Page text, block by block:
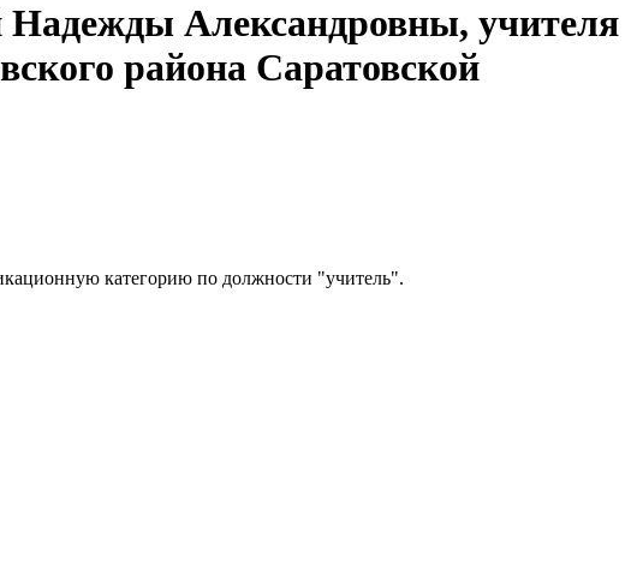
Надежды Александровны, учителя
района Саратовской
категорию по должности "учитель".